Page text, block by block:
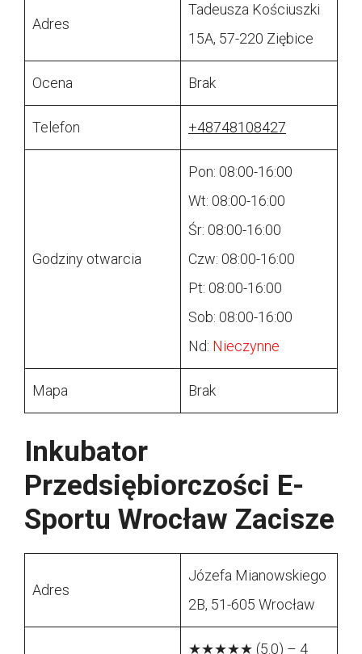
Adres
Tadeusza Kościuszki
15A, 57-220 Ziębice
Ocena Brak
Telefon +48748108427
Godziny otwarcia
Pon: 08:00-16:00
Wt: 08:00-16:00
Śr: 08:00-16:00
Czw: 08:00-16:00
Pt: 08:00-16:00
Sob: 08:00-16:00
Nd: Nieczynne
Mapa Brak
Inkubator
Przedsiębiorczości E-
Sportu Wrocław Zacisze
Adres
Józefa Mianowskiego
2B, 51-605 Wrocław
★★★★★ (5.0) – 4